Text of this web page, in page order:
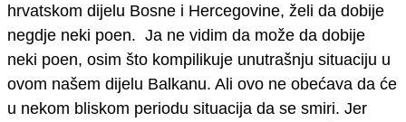
hrvatskom dijelu Bosne i Hercegovine, želi da dobije
negdje neki poen. Ja ne vidim da može da dobije
neki poen, osim što kompilikuje unutrašnju situaciju u
ovom našem dijelu Balkanu. Ali ovo ne obećava da će
u nekom bliskom periodu situacija da se smiri. Jer